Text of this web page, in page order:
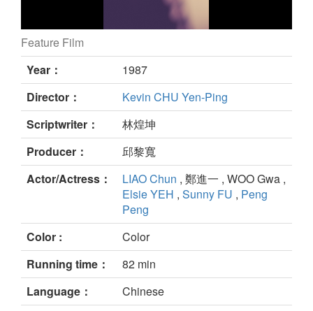
still
Feature Film
Year：
1987
Director：
Kevin CHU Yen-Ping
Scriptwriter：
林煌坤
Producer：
邱黎寬
Actor/Actress：
LIAO Chun , 鄭進一 , WOO Gwa ,
Elsie YEH , Sunny FU , Peng
Peng
Color :
Color
Running time：
82 min
Language：
Chinese